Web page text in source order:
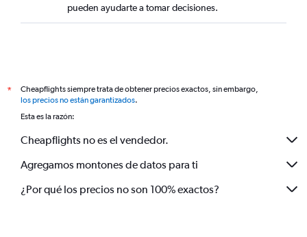
pueden ayudarte a tomar decisiones.
*
Cheapflights siempre trata de obtener precios exactos, sin embargo,
los precios no están garantizados.
Esta es la razón:
Cheapflights no es el vendedor.
Agregamos montones de datos para ti
¿Por qué los precios no son 100% exactos?